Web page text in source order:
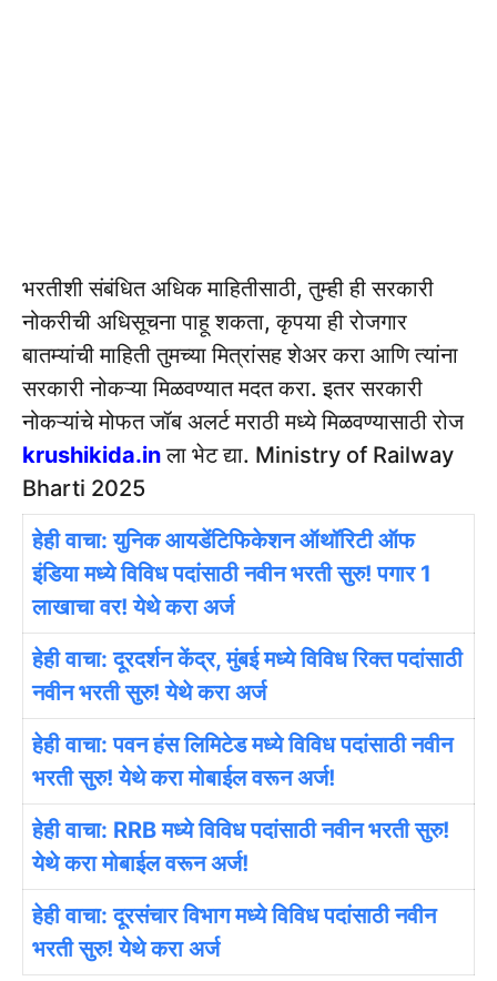
भरतीशी संबंधित अधिक माहितीसाठी, तुम्ही ही सरकारी
नोकरीची अधिसूचना पाहू शकता, कृपया ही रोजगार
बातम्यांची माहिती तुमच्या मित्रांसह शेअर करा आणि त्यांना
सरकारी नोकऱ्या मिळवण्यात मदत करा. इतर सरकारी
नोकऱ्यांचे मोफत जॉब अलर्ट मराठी मध्ये मिळवण्यासाठी रोज
krushikida.inला भेट द्या. Ministry of Railway
Bharti 2025
हेही वाचा: युनिक आयडेंटिफिकेशन ऑथॉरिटी ऑफ
इंडिया मध्ये विविध पदांसाठी नवीन भरती सुरु! पगार 1
लाखाचा वर! येथे करा अर्ज
हेही वाचा: दूरदर्शन केंद्र, मुंबई मध्ये विविध रिक्त पदांसाठी
नवीन भरती सुरु! येथे करा अर्ज
हेही वाचा: पवन हंस लिमिटेड मध्ये विविध पदांसाठी नवीन
भरती सुरु! येथे करा मोबाईल वरून अर्ज!
हेही वाचा: RRB मध्ये विविध पदांसाठी नवीन भरती सुरु!
येथे करा मोबाईल वरून अर्ज!
हेही वाचा: दूरसंचार विभाग मध्ये विविध पदांसाठी नवीन
भरती सुरु! येथे करा अर्ज